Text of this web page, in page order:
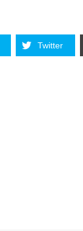
Twitter